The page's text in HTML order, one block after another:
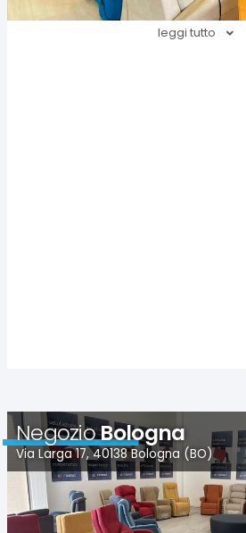
leggi tutto
NegozioBologna
Via Larga 17, 40138 Bologna (BO)